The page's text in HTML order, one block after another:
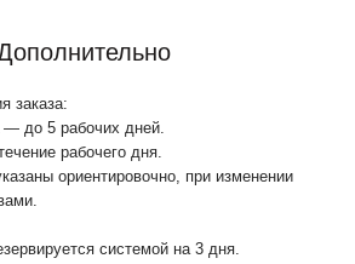
заказа:
до 5 рабочих дней.
рабочего дня.
ориентировочно, при изменении
системой на 3 дня.